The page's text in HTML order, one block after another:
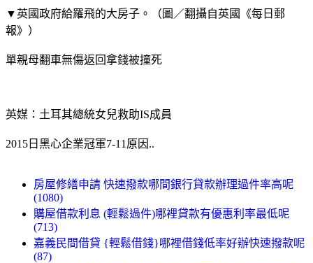
▼英國政府給羅飛的大房子。（圖／翻攝自英國《每日郵
報》）
單親母翻車無傷返回拿錢被撞死
英媒：土耳其總統女兒救助IS成員
2015日黑心企業冠軍7-11原因..
房屋修繕申請 快速撥款哪間銀行貸款辦理過件率高呢
(1080)
購屋借款利息 (輕鬆過件)哪裡貸款有優惠利率最低呢
(713)
嘉義民間借貸 {輕鬆借錢}哪裡借錢低率好辦快速撥款呢
(87)